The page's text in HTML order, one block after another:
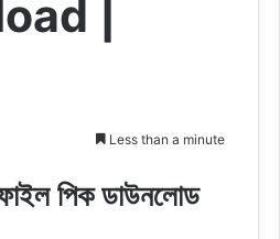
|
Less than a minute
পিক ডাউনলোড